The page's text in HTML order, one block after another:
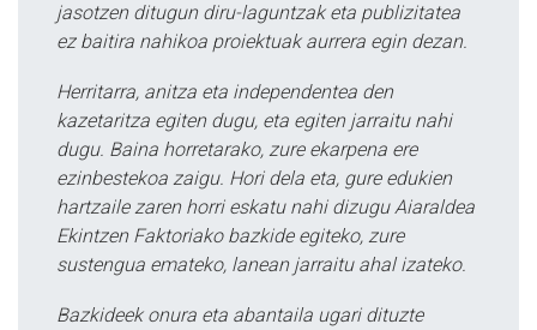
jasotzen ditugun diru-laguntzak eta publizitatea
ez baitira nahikoa proiektuak aurrera egin dezan.
Herritarra, anitza eta independentea den
kazetaritza egiten dugu, eta egiten jarraitu nahi
dugu. Baina horretarako, zure ekarpena ere
ezinbestekoa zaigu. Hori dela eta, gure edukien
hartzaile zaren horri eskatu nahi dizugu Aiaraldea
Ekintzen Faktoriako bazkide egiteko, zure
sustengua emateko, lanean jarraitu ahal izateko.
Bazkideek onura eta abantaila ugari dituzte